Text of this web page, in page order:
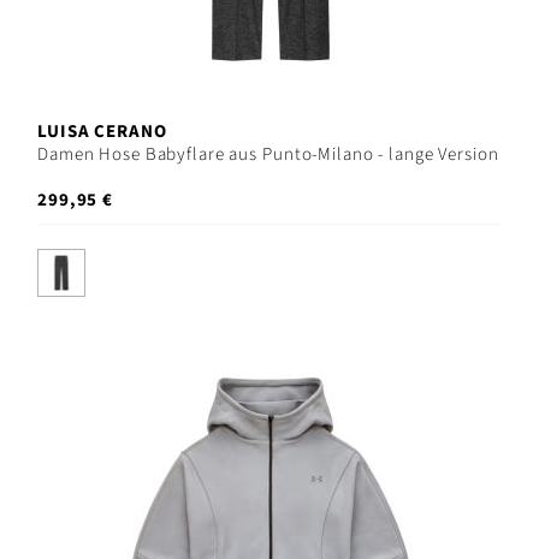
LUISA CERANO
Damen Hose Babyflare aus Punto-Milano - lange Version
299,95 €